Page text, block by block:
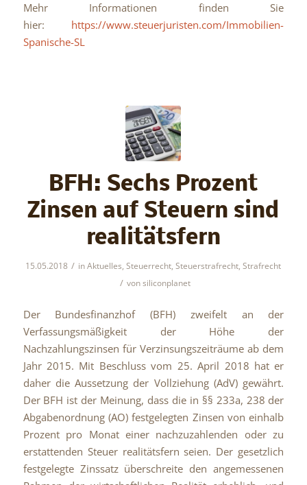
Mehr Informationen finden Sie
hier: https://www.steuerjuristen.com/Immobilien-
Spanische-SL
BFH: Sechs Prozent
Zinsen auf Steuern sind
realitätsfern
15.05.2018 / inAktuelles,Steuerrecht,Steuerstrafrecht,Strafrecht
/ vonsiliconplanet
Der Bundesfinanzhof (BFH) zweifelt an der
Verfassungsmäßigkeit der Höhe der
Nachzahlungszinsen für Verzinsungszeiträume ab dem
Jahr 2015. Mit Beschluss vom 25. April 2018 hat er
daher die Aussetzung der Vollziehung (AdV) gewährt.
Der BFH ist der Meinung, dass die in §§ 233a, 238 der
Abgabenordnung (AO) festgelegten Zinsen von einhalb
Prozent pro Monat einer nachzuzahlenden oder zu
erstattenden Steuer realitätsfern seien. Der gesetzlich
festgelegte Zinssatz überschreite den angemessenen